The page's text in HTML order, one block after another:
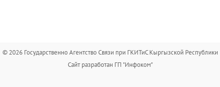
© 2026 Государственно Агентство Связи при ГКИТиС Кыргызской Республики
Сайт разработан ГП "Инфоком"